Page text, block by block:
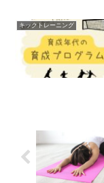
キックトレーニング